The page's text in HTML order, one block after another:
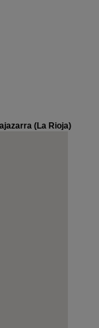
(La Rioja)